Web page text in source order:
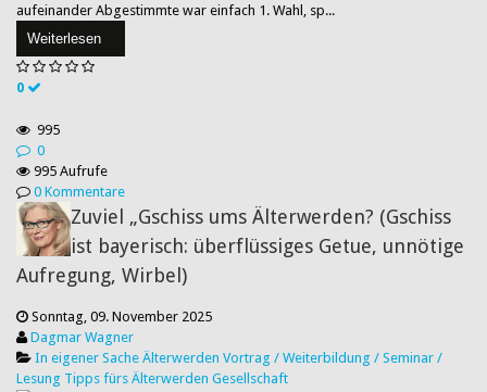
aufeinander Abgestimmte war einfach 1. Wahl, sp...
Weiterlesen
0
995
0
995 Aufrufe
0 Kommentare
Zuviel „Gschiss ums Älterwerden? (Gschiss
ist bayerisch: überflüssiges Getue, unnötige
Aufregung, Wirbel)
Sonntag, 09. November 2025
Dagmar Wagner
In eigener Sache Älterwerden Vortrag / Weiterbildung / Seminar /
Lesung Tipps fürs Älterwerden Gesellschaft